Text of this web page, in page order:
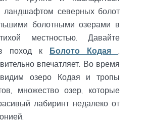
ландшафтом северных болот
болотными озерами в
местностью. Давайте
поход к Болото Кодая
впечатляет. Во время
озеро Кодая и тропы
множество озер, которые
лабиринт недалеко от